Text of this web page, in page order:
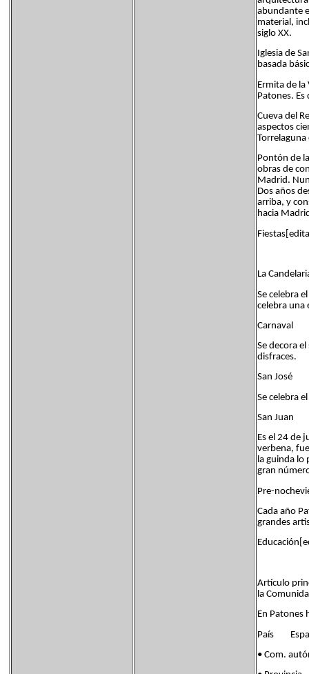
abundante
material,
siglo XX.
Iglesia de
basada
Ermita de
Patones.
Cueva del
aspectos
Pontón de
obras de
Madrid.
Dos años
arriba, y
hacia
La
Se celebra
celebra una
Carnaval
Se decora
disfraces.
San José
Se celebra
San Juan
Es el 24 de
verbena,
la guinda lo
gran
Pre-
Cada año
grandes
Artículo
la
En Patones
País
• Com.